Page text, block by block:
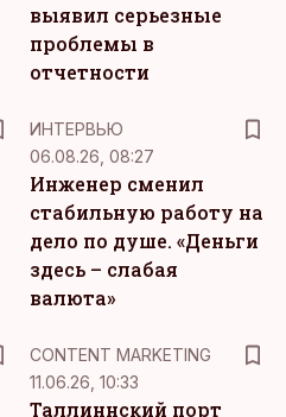
выявил серьезные
проблемы в
отчетности
ИНТЕРВЬЮ
06.08.26, 08:27
Инженер сменил
стабильную работу на
дело по душе. «Деньги
здесь – слабая
валюта»
CONTENT MARKETING
11.06.26, 10:33
Таллиннский порт